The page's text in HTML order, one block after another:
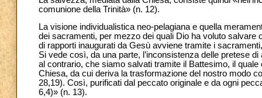
comunione della Trinità» (n. 12).
La visione individualistica neo-pelagiana e quella
dei sacramenti, per mezzo dei quali Dio ha voluto salvare
di rapporti inaugurati da Gesù avviene tramite i
Si vede così, da una parte, l’inconsistenza delle pretese
al contrario, che siamo salvati tramite il Battesimo, il
Chiesa, da cui deriva la trasformazione del nostro modo
28,19). Così, purificati dal peccato originale e da ogni
6,4)» (n. 13).